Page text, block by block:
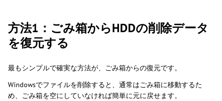
方法1：ごみ箱からHDDの削除データ
を復元する
最もシンプルで確実な方法が、ごみ箱からの復元です。
Windowsでファイルを削除すると、通常はごみ箱に移動するた
め、ごみ箱を空にしていなければ簡単に元に戻せます。